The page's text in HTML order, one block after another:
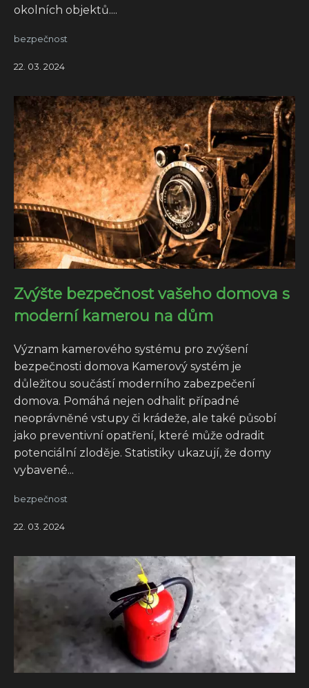
okolních objektů....
bezpečnost
22. 03. 2024
Zvýšte bezpečnost vašeho domova s
moderní kamerou na dům
Význam kamerového systému pro zvýšení
bezpečnosti domova Kamerový systém je
důležitou součástí moderního zabezpečení
domova. Pomáhá nejen odhalit případné
neoprávněné vstupy či krádeže, ale také působí
jako preventivní opatření, které může odradit
potenciální zloděje. Statistiky ukazují, že domy
vybavené...
bezpečnost
22. 03. 2024